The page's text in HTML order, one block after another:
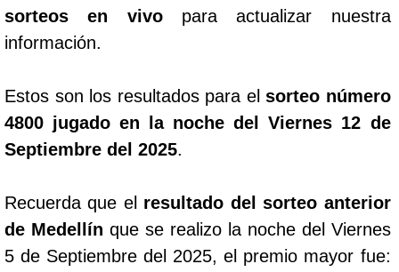
sorteos en vivopara actualizar nuestra
información.
Estos son los resultados para elsorteo número
4800 jugado en la noche del Viernes 12 de
Septiembre del 2025.
Recuerda que el resultado del sorteo anterior
de Medellín que se realizo la noche del Viernes
5 de Septiembre del 2025, el premio mayor fue: